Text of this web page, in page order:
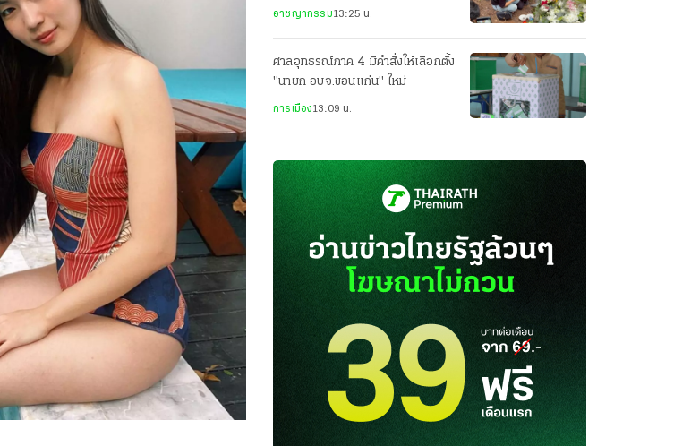
อาชญากรรม13:25 น.
ศาลอุทธรณ์ภาค 4 มีคำสั่งให้เลือกตั้ง
"นายก อบจ.ขอนแก่น" ใหม่
การเมือง13:09 น.